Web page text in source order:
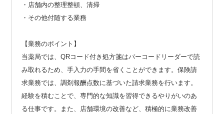
・店舗内の整理整頓、清掃
・その他付随する業務
【業務のポイント】
当薬局では、QRコード付き処方箋はバーコードリーダーで読
み取れるため、手入力の手間を省くことができます。保険請
求業務では、調剤報酬点数に基づいた請求業務を行います。
経験を積むことで、専門的な知識を習得できるやりがいのあ
る仕事です。また、店舗環境の改善など、積極的に業務改善